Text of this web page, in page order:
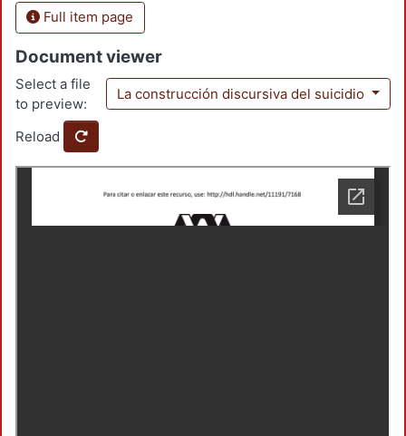
Full item page
Document viewer
Select a file
to preview:
La construcción discursiva del suicidio
Reload